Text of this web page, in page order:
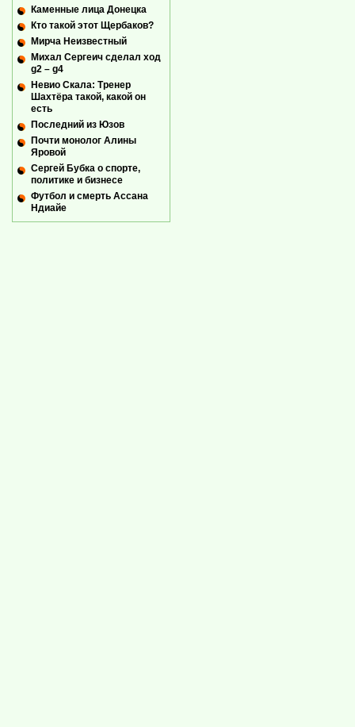
Каменные лица Донецка
Кто такой этот Щербаков?
Мирча Неизвестный
Михал Сергеич сделал ход
g2 – g4
Невио Скала: Тренер
Шахтёра такой, какой он
есть
Последний из Юзов
Почти монолог Алины
Яровой
Сергей Бубка о спорте,
политике и бизнесе
Футбол и смерть Ассана
Ндиайе